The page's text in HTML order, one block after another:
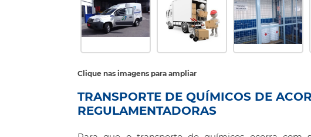
Clique nas imagens para ampliar
TRANSPORTE DE QUÍMICOS DE
REGULAMENTADORAS